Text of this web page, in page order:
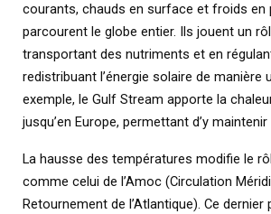
courants, chauds en surface et froids en
parcourent le globe entier. Ils jouent un
transportant des nutriments et en
redistribuant l’énergie solaire de manière
exemple, le Gulf Stream apporte la
jusqu’en Europe, permettant d’y
La hausse des températures modifie le
comme celui de l’Amoc (Circulation
Retournement de l’Atlantique). Ce dernier